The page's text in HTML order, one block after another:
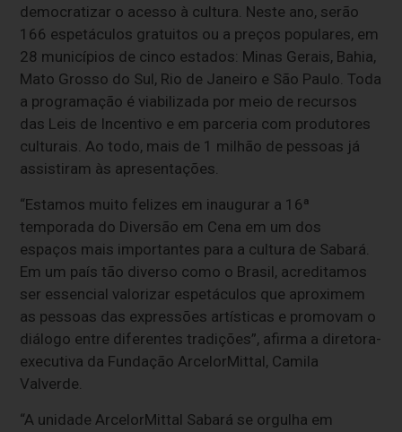
democratizar o acesso à cultura. Neste ano, serão
166 espetáculos gratuitos ou a preços populares, em
28 municípios de cinco estados: Minas Gerais, Bahia,
Mato Grosso do Sul, Rio de Janeiro e São Paulo. Toda
a programação é viabilizada por meio de recursos
das Leis de Incentivo e em parceria com produtores
culturais. Ao todo, mais de 1 milhão de pessoas já
assistiram às apresentações.
“Estamos muito felizes em inaugurar a 16ª
temporada do Diversão em Cena em um dos
espaços mais importantes para a cultura de Sabará.
Em um país tão diverso como o Brasil, acreditamos
ser essencial valorizar espetáculos que aproximem
as pessoas das expressões artísticas e promovam o
diálogo entre diferentes tradições”, afirma a diretora-
executiva da Fundação ArcelorMittal, Camila
Valverde.
“A unidade ArcelorMittal Sabará se orgulha em